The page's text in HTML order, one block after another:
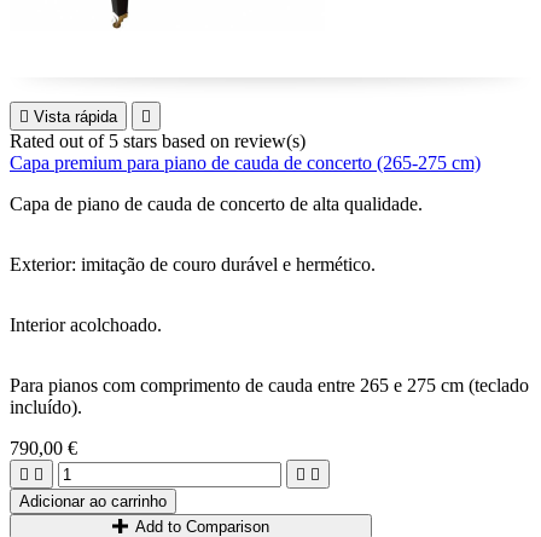
 Vista rápida 
Rated out of 5 stars based on review(s)
Capa premium para piano de cauda de concerto (265-275 cm)
Capa de piano de cauda de concerto de alta qualidade.
Exterior: imitação de couro durável e hermético.
Interior acolchoado.
Para pianos com comprimento de cauda entre 265 e 275 cm (teclado
incluído).
790,00 €
   
Adicionar ao carrinho
Add to Comparison